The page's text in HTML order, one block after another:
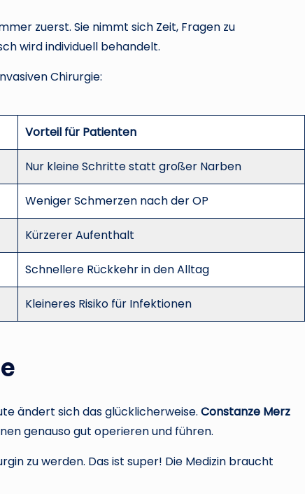
zuerst. Sie nimmt sich Zeit, Fragen zu
wird individuell behandelt.
Chirurgie:
Vorteil für Patienten
Nur kleine Schritte statt großer Narben
Weniger Schmerzen nach der OP
Kürzerer Aufenthalt
Schnellere Rückkehr in den Alltag
Kleineres Risiko für Infektionen
ändert sich das glücklicherweise. Constanze Merz
genauso gut operieren und führen.
zu werden. Das ist super! Die Medizin braucht